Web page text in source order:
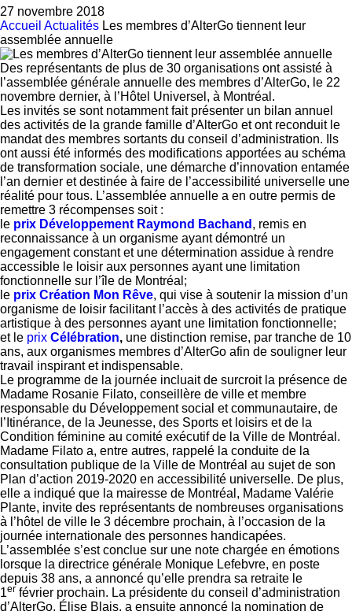
27 novembre 2018
Accueil Actualités Les membres d’AlterGo tiennent leur
assemblée annuelle
Des représentants de plus de 30 organisations ont assisté à
l’assemblée générale annuelle des membres d’AlterGo, le 22
novembre dernier, à l’Hôtel Universel, à Montréal.
Les invités se sont notamment fait présenter un bilan annuel
des activités de la grande famille d’AlterGo et ont reconduit le
mandat des membres sortants du conseil d’administration. Ils
ont aussi été informés des modifications apportées au schéma
de transformation sociale, une démarche d’innovation entamée
l’an dernier et destinée à faire de l’accessibilité universelle une
réalité pour tous. L’assemblée annuelle a en outre permis de
remettre 3 récompenses soit :
le prix Développement Raymond Bachand , remis en
reconnaissance à un organisme ayant démontré un
engagement constant et une détermination assidue à rendre
accessible le loisir aux personnes ayant une limitation
fonctionnelle sur l’île de Montréal;
le prix Création Mon Rêve, qui vise à soutenir la mission d’un
organisme de loisir facilitant l’accès à des activités de pratique
artistique à des personnes ayant une limitation fonctionnelle;
et le prix Célébration, une distinction remise, par tranche de 10
ans, aux organismes membres d’AlterGo afin de souligner leur
travail inspirant et indispensable.
Le programme de la journée incluait de surcroit la présence de
Madame Rosanie Filato, conseillère de ville et membre
responsable du Développement social et communautaire, de
l’Itinérance, de la Jeunesse, des Sports et loisirs et de la
Condition féminine au comité exécutif de la Ville de Montréal.
Madame Filato a, entre autres, rappelé la conduite de la
consultation publique de la Ville de Montréal au sujet de son
Plan d’action 2019-2020 en accessibilité universelle. De plus,
elle a indiqué que la mairesse de Montréal, Madame Valérie
Plante, invite des représentants de nombreuses organisations
à l’hôtel de ville le 3 décembre prochain, à l’occasion de la
journée internationale des personnes handicapées.
L’assemblée s’est conclue sur une note chargée en émotions
lorsque la directrice générale Monique Lefebvre, en poste
depuis 38 ans, a annoncé qu’elle prendra sa retraite le
1er février prochain. La présidente du conseil d’administration
d’AlterGo, Élise Blais, a ensuite annoncé la nomination de